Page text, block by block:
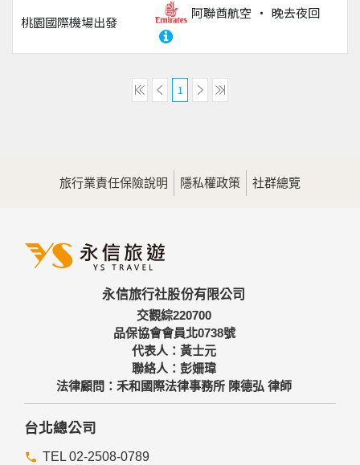
桃園國際機場出發
阿聯酋航空 晚去夜回
1
旅行業責任保險說明 隱私權政策 社群總覽
永信旅行社股份有限公司
交觀綜220700
品保協會會員北0738號
代表人：黃士元
聯絡人：彭姍瑋
法律顧問：禾和國際法律事務所 陳德弘 律師
台北總公司
TEL 02-2508-0789